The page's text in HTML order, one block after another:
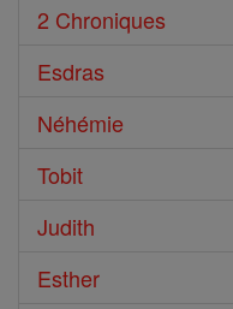
2 Chroniques
Esdras
Néhémie
Tobit
Judith
Esther